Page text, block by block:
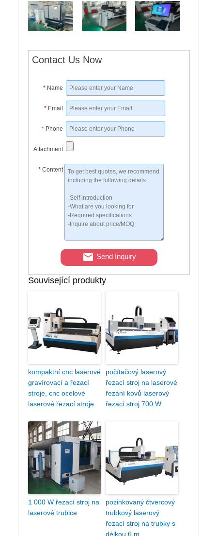
Contact Us Now
* Name
* Email
* Phone
Attachment
* Content
Send Inquiry
Související produkty
kompaktní cnc laserové
gravírovací a řezací
stroje, cnc ocelové
laserové řezací stroje
počítačový laserový
řezací stroj na laserové
řezání kovů laserový
řezací stroj 700 W
1 000 W řezací stroj na
laserové trubice
pozinkovaný čtvercový
trubkový laserový
řezací stroj na trubky s
délkou 6 m